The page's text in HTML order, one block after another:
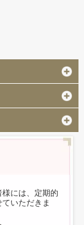
には、定期的
いただきま